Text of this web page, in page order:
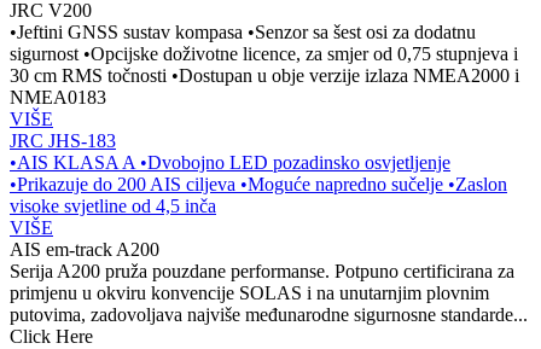
JRC V200
•Jeftini GNSS sustav kompasa •Senzor sa šest osi za dodatnu
sigurnost •Opcijske doživotne licence, za smjer od 0,75 stupnjeva i
30 cm RMS točnosti •Dostupan u obje verzije izlaza NMEA2000 i
NMEA0183
VIŠE
JRC JHS-183
•AIS KLASA A •Dvobojno LED pozadinsko osvjetljenje
•Prikazuje do 200 AIS ciljeva •Moguće napredno sučelje •Zaslon
visoke svjetline od 4,5 inča
VIŠE
AIS em-track A200
Serija A200 pruža pouzdane performanse. Potpuno certificirana za
primjenu u okviru konvencije SOLAS i na unutarnjim plovnim
putovima, zadovoljava najviše međunarodne sigurnosne standarde...
Click Here